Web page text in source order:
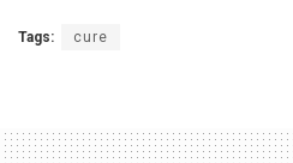
Tags: cure